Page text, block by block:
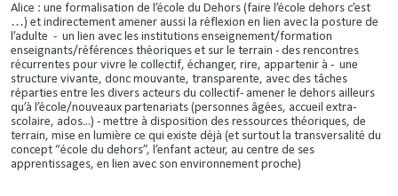
Alice : une formalisation de l’école du Dehors (faire l’école dehors c’est
…) et indirectement amener aussi la réflexion en lien avec la posture de
l’adulte - un lien avec les institutions enseignement/formation
enseignants/références théoriques et sur le terrain - des rencontres
récurrentes pour vivre le collectif, échanger, rire, appartenir à - une
structure vivante, donc mouvante, transparente, avec des tâches
réparties entre les divers acteurs du collectif- amener le dehors ailleurs
qu’à l’école/nouveaux partenariats (personnes âgées, accueil extra-
scolaire, ados...) - mettre à disposition des ressources théoriques, de
terrain, mise en lumière ce qui existe déjà (et surtout la transversalité du
concept “école du dehors”, l’enfant acteur, au centre de ses
apprentissages, en lien avec son environnement proche)